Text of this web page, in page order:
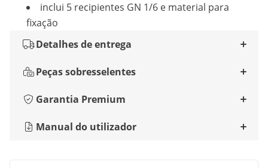
inclui 5 recipientes GN 1/6 e material ​​para
fixação
Detalhes de entrega
Peças sobresselentes
Garantia Premium
Manual do utilizador